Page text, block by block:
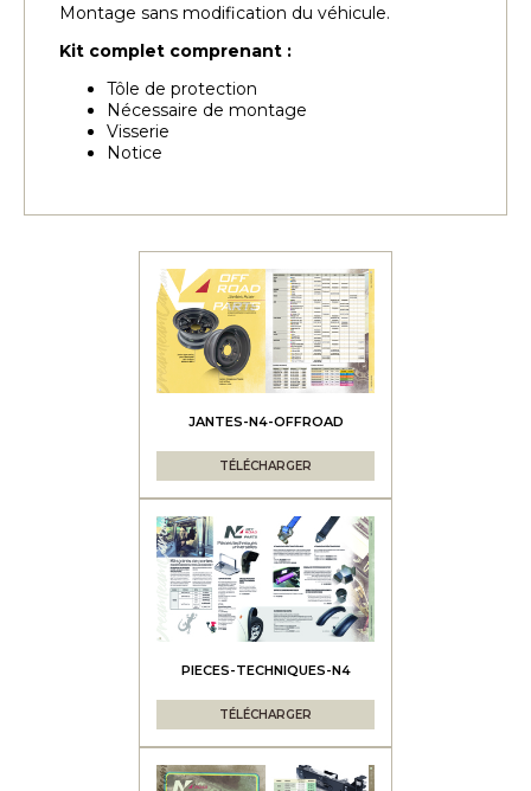
Montage sans modification du véhicule.
Kit complet comprenant :
Tôle de protection
Nécessaire de montage
Visserie
Notice
JANTES-N4-OFFROAD
TÉLÉCHARGER
PIECES-TECHNIQUES-N4
TÉLÉCHARGER